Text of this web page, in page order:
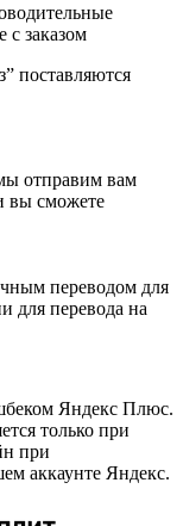
с заказом
поставляются
отправим вам
вы сможете
переводом для
для перевода на
Яндекс Плюс.
только при
при
аккаунте Яндекс.